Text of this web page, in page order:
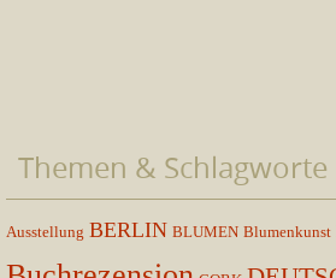
Themen & Schlagworte
Ausstellung BERLIN BLUMEN Blumenkunst